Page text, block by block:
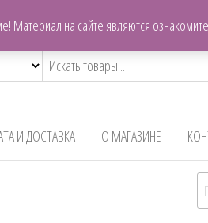
И ДОСТАВКА О МАГАЗИНЕ
Материал на сайте являются